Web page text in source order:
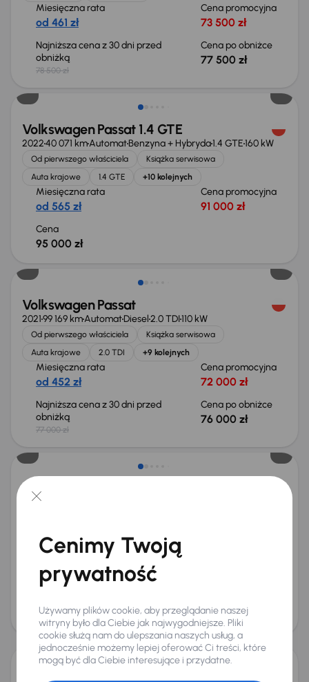
Miesięczna rata
od 461 zł
Cena promocyjna
73 500 zł
Najniższa cena z 30 dni przed
obniżką
78 500 zł
Cena po obniżce
77 500 zł
Możliwość odliczenia VAT
Volkswagen Passat 1.4 GTE
202240 071 kmAutomatBenzyna + Hybryda1.4 GTE160 kW
Od pierwszego właściciela
Książka serwisowa
Auta krajowe
1.4 GTE +10 kolejnych
Miesięczna rata
od 565 zł
Cena promocyjna
91 000 zł
Cena
95 000 zł
Taniej o 1 000 zł
Volkswagen Passat
202199 169 kmAutomatDiesel2.0 TDI110 kW
Od pierwszego właściciela
Książka serwisowa
Auta krajowe
2.0 TDI +9 kolejnych
Miesięczna rata
od 452 zł
Cena promocyjna
72 000 zł
Najniższa cena z 30 dni przed
obniżką
77 000 zł
Cena po obniżce
76 000 zł
Możliwość odliczenia VAT
Volkswagen Passat 1.5 eTSI ACT
2024
Auta krajowe
1.5 eTSI ACT +9 kolejnych
na miarę
130 000 zł
Świeżo skupione
Cenimy Twoją
prywatność
Używamy plików cookie, aby przeglądanie naszej
witryny było dla Ciebie jak najwygodniejsze. Pliki
cookie służą nam do ulepszania naszych usług, a
jednocześnie możemy lepiej oferować Ci treści, które
mogą być dla Ciebie interesujące i przydatne.